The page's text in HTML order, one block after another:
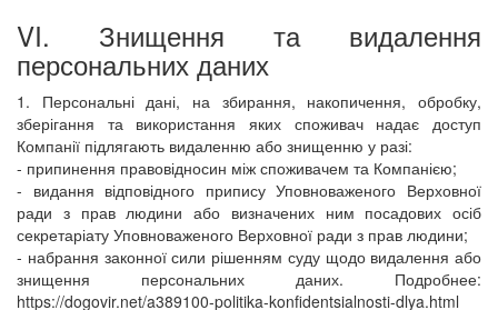
VI. Знищення та видалення
персональних даних
1. Персональні дані, на збирання, накопичення, обробку,
зберігання та використання яких споживач надає доступ
Компанії підлягають видаленню або знищенню у разі:
- припинення правовідносин між споживачем та Компанією;
- видання відповідного припису Уповноваженого Верховної
ради з прав людини або визначених ним посадових осіб
секретаріату Уповноваженого Верховної ради з прав людини;
- набрання законної сили рішенням суду щодо видалення або
знищення персональних даних. Подробнее:
https://dogovir.net/a389100-politika-konfidentsialnosti-dlya.html